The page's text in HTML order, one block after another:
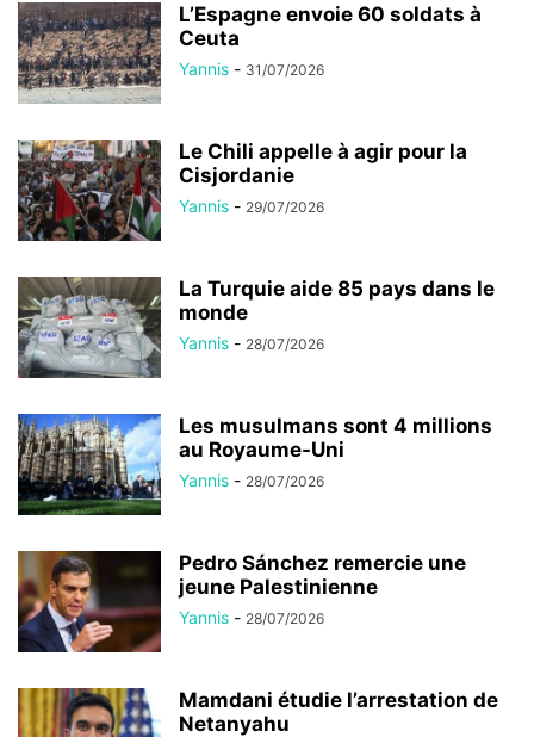
L’Espagne envoie 60 soldats à
Ceuta
Yannis - 31/07/2026
Le Chili appelle à agir pour la
Cisjordanie
Yannis - 29/07/2026
La Turquie aide 85 pays dans le
monde
Yannis - 28/07/2026
Les musulmans sont 4 millions
au Royaume-Uni
Yannis - 28/07/2026
Pedro Sánchez remercie une
jeune Palestinienne
Yannis - 28/07/2026
Mamdani étudie l’arrestation de
Netanyahu